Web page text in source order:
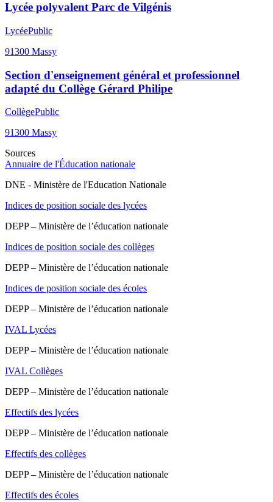
Lycée polyvalent Parc de Vilgénis
LycéePublic
91300 Massy
Section d'enseignement général et professionnel
adapté du Collège Gérard Philipe
CollègePublic
91300 Massy
Sources
Annuaire de l'Éducation nationale
DNE - Ministère de l'Education Nationale
Indices de position sociale des lycées
DEPP – Ministère de l’éducation nationale
Indices de position sociale des collèges
DEPP – Ministère de l’éducation nationale
Indices de position sociale des écoles
DEPP – Ministère de l’éducation nationale
IVAL Lycées
DEPP – Ministère de l’éducation nationale
IVAL Collèges
DEPP – Ministère de l’éducation nationale
Effectifs des lycées
DEPP – Ministère de l’éducation nationale
Effectifs des collèges
DEPP – Ministère de l’éducation nationale
Effectifs des écoles